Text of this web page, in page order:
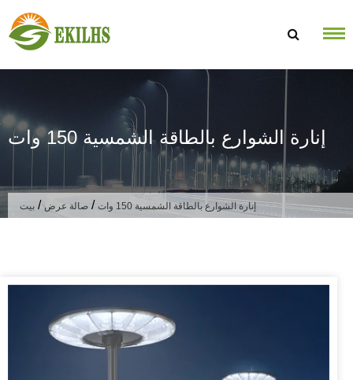
إنارة الشوارع بالطاقة الشمسية 150 وات
بيت / صالة عرض / إنارة الشوارع بالطاقة الشمسية 150 وات